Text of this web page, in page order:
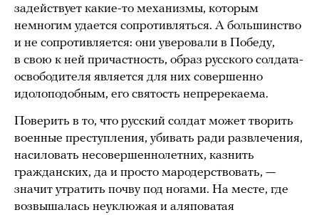
задействует какие-то механизмы, которым
немногим удается сопротивляться. А большинство
и не сопротивляется: они уверовали в Победу,
в свою к ней причастность, образ русского солдата-
освободителя является для них совершенно
идолоподобным, его святость непререкаема.
Поверить в то, что русский солдат может творить
военные преступления, убивать ради развлечения,
насиловать несовершеннолетних, казнить
гражданских, да и просто мародерствовать, —
значит утратить почву под ногами. На месте, где
возвышалась неуклюжая и аляповатая